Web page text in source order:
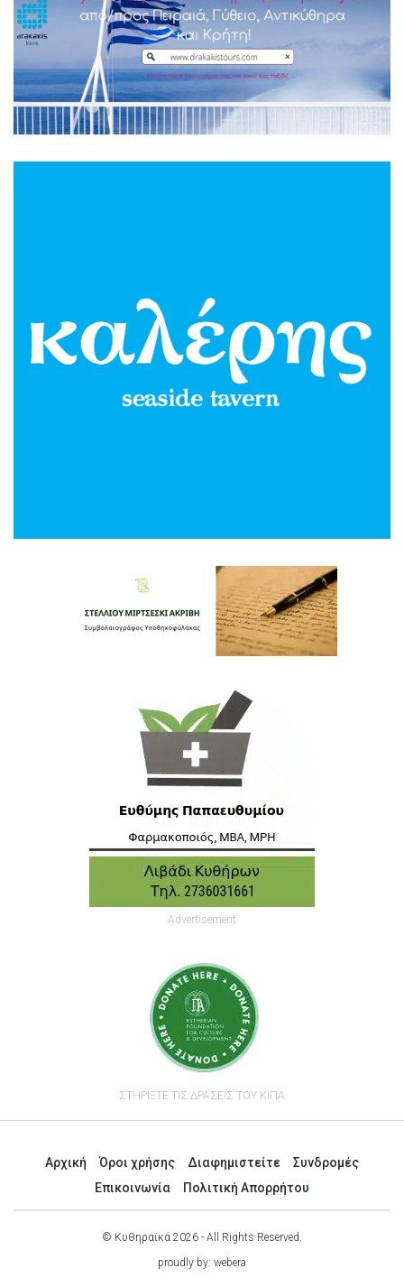
Advertisement
ΣΤΗΡΙΞΤΕ ΤΙΣ ΔΡΑΣΕΙΣ ΤΟΥ ΚΙΠΑ
Αρχική Όροι χρήσης Διαφημιστείτε
Συνδρομές
Επικοινωνία
Πολιτική Απορρήτου
© Κυθηραϊκά 2026 - All Rights Reserved.
proudly by: webera